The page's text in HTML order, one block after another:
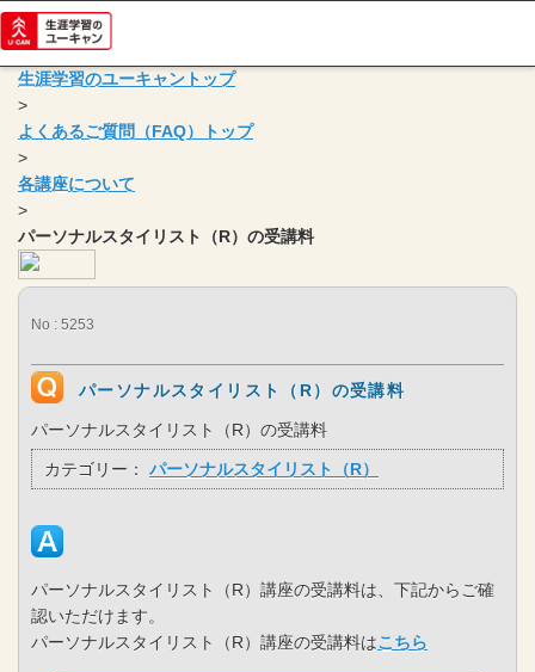
生涯学習のユーキャントップ
>
よくあるご質問（FAQ）トップ
>
各講座について
>
パーソナルスタイリスト（R）の受講料
No : 5253
パーソナルスタイリスト（R）の受講料
パーソナルスタイリスト（R）の受講料
カテゴリー： パーソナルスタイリスト（R）
パーソナルスタイリスト（R）講座の受講料は、下記からご確
認いただけます。
パーソナルスタイリスト（R）講座の受講料はこちら